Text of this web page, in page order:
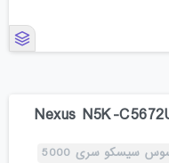
سیسکو سری 5000